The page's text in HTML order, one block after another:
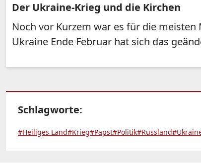
Der Ukraine-Krieg und die Kirchen
Noch vor Kurzem war es für die
Ukraine Ende Februar hat sich das
Schlagworte:
#Heiliges Land#Krieg#Papst#Politik#Russland